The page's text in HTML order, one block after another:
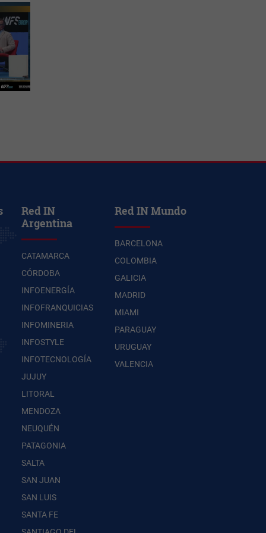
Red IN
Argentina
CATAMARCA
CÓRDOBA
INFOENERGÍA
INFOFRANQUICIAS
INFOMINERIA
INFOSTYLE
INFOTECNOLOGÍA
JUJUY
LITORAL
MENDOZA
NEUQUÉN
PATAGONIA
SALTA
SAN JUAN
SAN LUIS
SANTA FE
Red IN Mundo
BARCELONA
COLOMBIA
GALICIA
MADRID
MIAMI
PARAGUAY
URUGUAY
VALENCIA